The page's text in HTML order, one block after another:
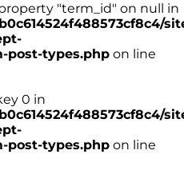
"term_id" on null in
post-types.php on line
0 in
post-types.php on line